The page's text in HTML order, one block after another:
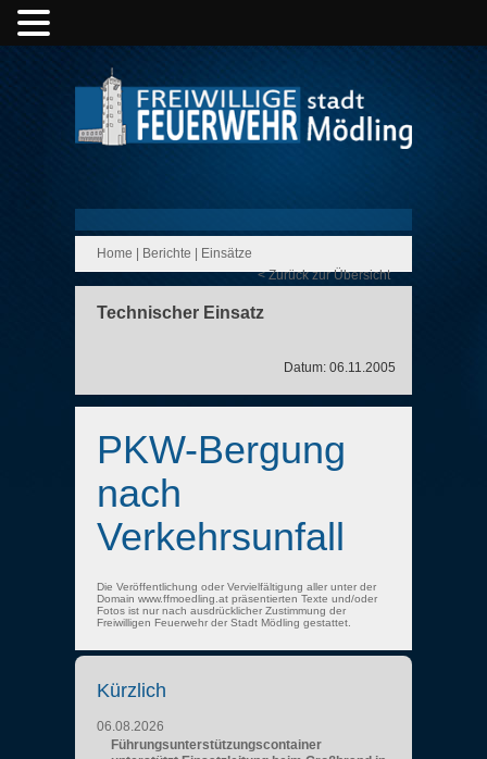
Home Berichte
Einsätze
< Zurück zur Übersicht
Technischer Einsatz
Datum: 06.11.2005
PKW-Bergung
nach
Verkehrsunfall
Die Veröffentlichung oder Vervielfältigung aller unter der
Domain www.ffmoedling.at präsentierten Texte und/oder
Fotos ist nur nach ausdrücklicher Zustimmung der
Freiwilligen Feuerwehr der Stadt Mödling gestattet.
Kürzlich
06.08.2026
Führungsunterstützungscontainer